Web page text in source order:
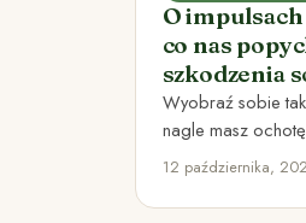
O
co nas
szkodzenia
Wyobraź sobie
nagle masz
od tego co…
12 października,